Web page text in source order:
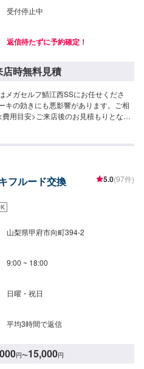
受付停止中
返信待たずに予約確定！
店時無料見積
メガセルフ鯖江西SSにお任せくださ
キの効きにも悪影響があります。ご相
用目安>ご来店後のお見積もりとなり
フルード交換 5.0(97件)
山梨県甲府市向町394-2
9:00 ~ 18:00
日曜・祝日
平均3時間で返信
円〜15,000円